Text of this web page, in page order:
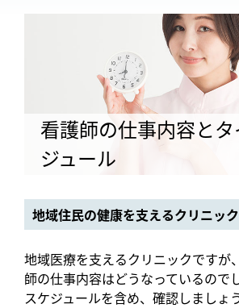
看護師の仕事内容と
ジュール
地域住民の健康を支えるクリニッ
地域医療を支えるクリニックですが
師の仕事内容はどうなっているので
スケジュールを含め、確認しましょう